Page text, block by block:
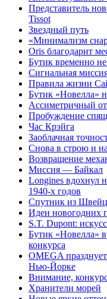
Представитель
Tissot
Звездный путь
«Минимализм
Oris благодарит
Бутик временно не
Сигнальная
Правила жизни
Бутик «Новелла»
Ассиметричный
Пробуждение
Час Крэйга
Заоблачная
Снова в строю и
Возвращение
Миссия — Байкал
Longines вдохнул
1940-х годов
Спутник из
Идеи новогодних
S.T. Dupont:
Бутик «Новелла»
конкурса
OMEGA
Нью-Йорке
Внимание,
Хранители морей